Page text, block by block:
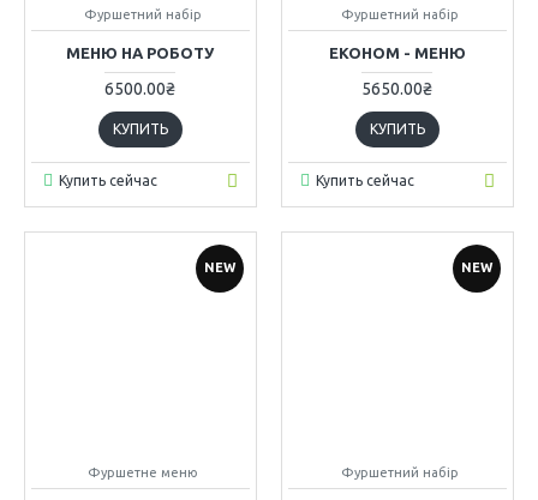
Фуршетний набір
МЕНЮ НА РОБОТУ
6500.00₴
КУПИТЬ
Купить сейчас
Фуршетний набір
ЕКОНОМ - МЕНЮ
5650.00₴
КУПИТЬ
Купить сейчас
NEW
Фуршетне меню
NEW
Фуршетний набір